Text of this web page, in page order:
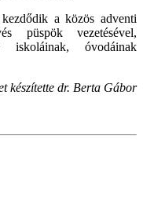
a közös adventi
püspök vezetésével,
iskoláinak, óvodáinak
készítette dr. Berta Gábor